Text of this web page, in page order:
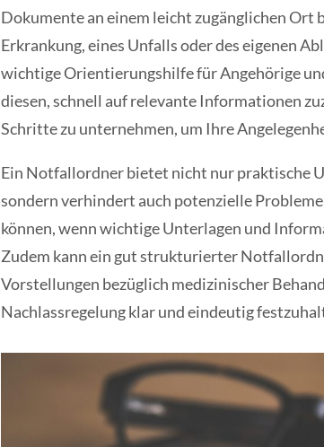
Dokumente an einem leicht zugänglichen Ort
Erkrankung, eines Unfalls oder des eigenen
wichtige Orientierungshilfe für Angehörige
diesen, schnell auf relevante Informationen
Schritte zu unternehmen, um Ihre
Ein Notfallordner bietet nicht nur praktische
sondern verhindert auch potenzielle
können, wenn wichtige Unterlagen und
Zudem kann ein gut strukturierter
Vorstellungen bezüglich medizinischer
Nachlassregelung klar und eindeutig